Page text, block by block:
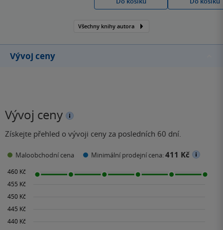
výchovu, aby děti bavila.
Všechny knihy autora
Vývoj ceny
Vývoj ceny
Získejte přehled o vývoji ceny za posledních 60 dní.
Maloobchodní cena Minimální prodejní cena:411 Kč